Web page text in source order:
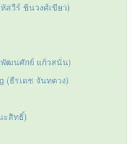
สวีร์ ชินวงศ์เขียว)
พัฒนศักย์ แก้วสนั่น)
(ธีรเดช จันทดวง)
ะสิทธิ์)